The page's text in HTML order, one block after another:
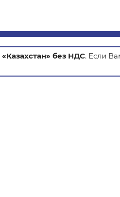
«Казахстан» без НДС. Если